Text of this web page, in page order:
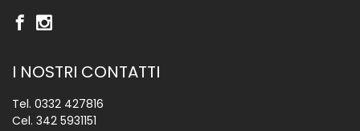
I NOSTRI CONTATTI
Tel. 0332 427816
Cel. 342 5931151